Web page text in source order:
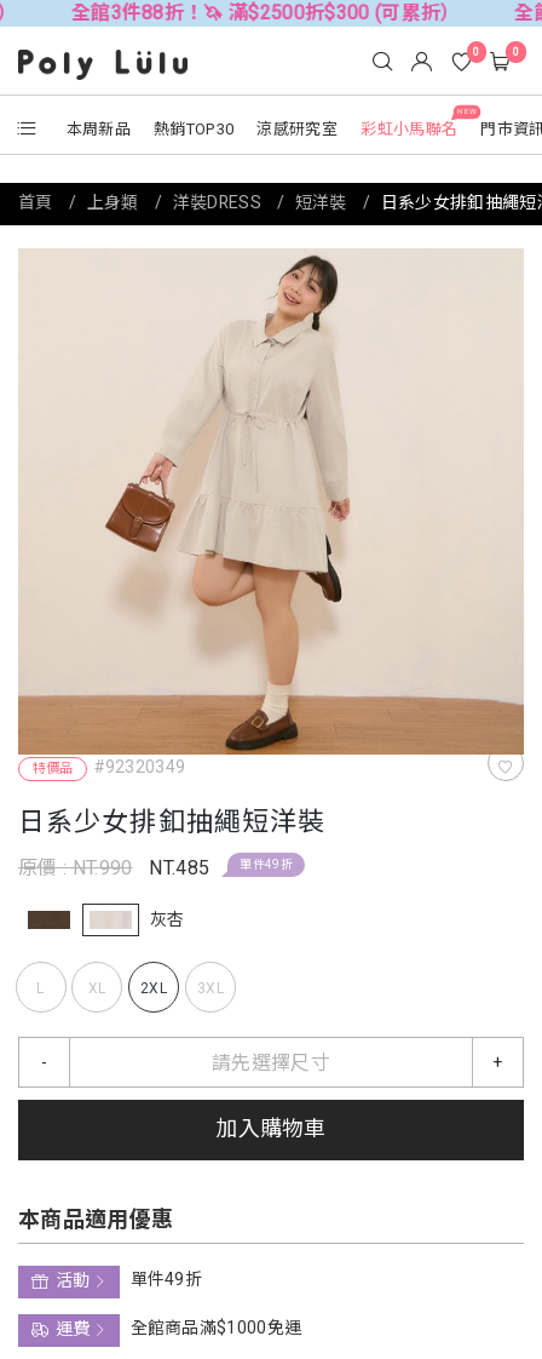
3件88折！🦄 滿$2500折$300 (可累折） 全館3件88折
本周新品 熱銷TOP30 涼感研究室
NEW
彩虹小馬聯名 門市資
0 0
特價品 #92320349
日系少女排釦抽繩短洋裝
原價 : NT.990 NT.485 單件49折
灰杏
L XL 2XL 3XL
請先選擇尺寸
- +
加入購物車
本商品適用優惠
活動
單件49折
運費
全館商品滿$1000免運
首頁 上身類 洋裝DRESS 短洋裝 日系少女排釦抽繩